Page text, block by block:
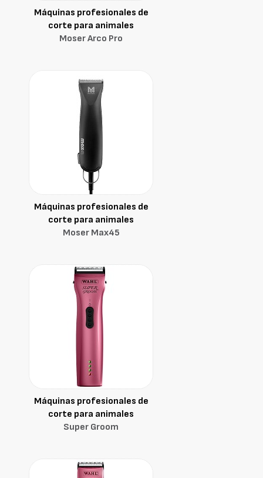
Máquinas profesionales de
corte para animales
Moser Arco Pro
Máquinas profesionales de
corte para animales
Moser Max45
Máquinas profesionales de
corte para animales
Super Groom